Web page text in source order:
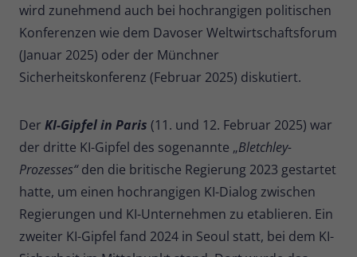
wird zunehmend auch bei hochrangigen politischen
Konferenzen wie dem Davoser Weltwirtschaftsforum
(Januar 2025) oder der Münchner
Sicherheitskonferenz (Februar 2025) diskutiert.
Der KI-Gipfel in Paris (11. und 12. Februar 2025) war
der dritte KI-Gipfel des sogenannte „Bletchley-
Prozesses“den die britische Regierung 2023 gestartet
hatte, um einen hochrangigen KI-Dialog zwischen
Regierungen und KI-Unternehmen zu etablieren. Ein
zweiter KI-Gipfel fand 2024 in Seoul statt, bei dem KI-